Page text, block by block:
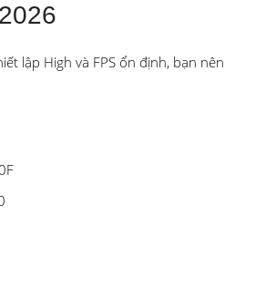
lập High và FPS ổn định, bạn nên